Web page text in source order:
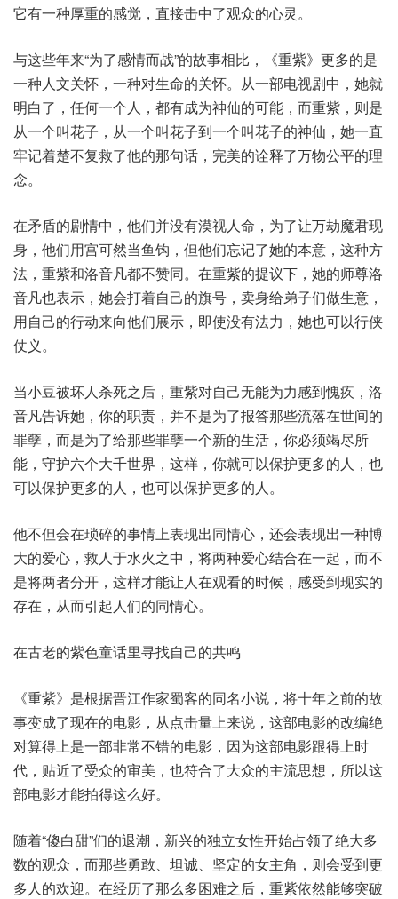
它有一种厚重的感觉，直接击中了观众的心灵。
与这些年来“为了感情而战”的故事相比，《重紫》更多的是
一种人文关怀，一种对生命的关怀。从一部电视剧中，她就
明白了，任何一个人，都有成为神仙的可能，而重紫，则是
从一个叫花子，从一个叫花子到一个叫花子的神仙，她一直
牢记着楚不复救了他的那句话，完美的诠释了万物公平的理
念。
在矛盾的剧情中，他们并没有漠视人命，为了让万劫魔君现
身，他们用宫可然当鱼钩，但他们忘记了她的本意，这种方
法，重紫和洛音凡都不赞同。在重紫的提议下，她的师尊洛
音凡也表示，她会打着自己的旗号，卖身给弟子们做生意，
用自己的行动来向他们展示，即使没有法力，她也可以行侠
仗义。
当小豆被坏人杀死之后，重紫对自己无能为力感到愧疚，洛
音凡告诉她，你的职责，并不是为了报答那些流落在世间的
罪孽，而是为了给那些罪孽一个新的生活，你必须竭尽所
能，守护六个大千世界，这样，你就可以保护更多的人，也
可以保护更多的人，也可以保护更多的人。
他不但会在琐碎的事情上表现出同情心，还会表现出一种博
大的爱心，救人于水火之中，将两种爱心结合在一起，而不
是将两者分开，这样才能让人在观看的时候，感受到现实的
存在，从而引起人们的同情心。
在古老的紫色童话里寻找自己的共鸣
《重紫》是根据晋江作家蜀客的同名小说，将十年之前的故
事变成了现在的电影，从点击量上来说，这部电影的改编绝
对算得上是一部非常不错的电影，因为这部电影跟得上时
代，贴近了受众的审美，也符合了大众的主流思想，所以这
部电影才能拍得这么好。
随着“傻白甜”们的退潮，新兴的独立女性开始占领了绝大多
数的观众，而那些勇敢、坦诚、坚定的女主角，则会受到更
多人的欢迎。在经历了那么多困难之后，重紫依然能够突破